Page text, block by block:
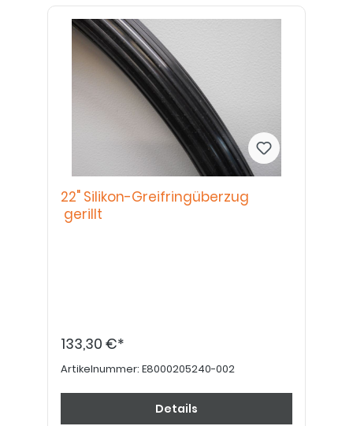
22" Silikon-Greifringüberzug
gerillt
133,30 €*
Artikelnummer: E8000205240-002
Details